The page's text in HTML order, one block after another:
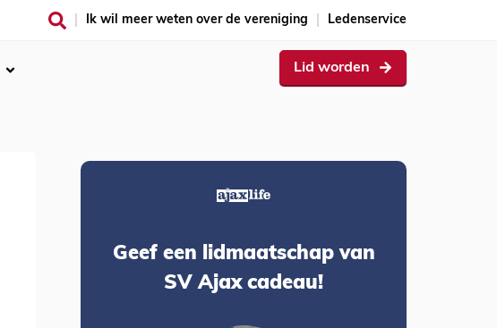
Ik wil meer weten over de vereniging Ledenservice
Lid worden
Geef een lidmaatschap van
SV Ajax cadeau!